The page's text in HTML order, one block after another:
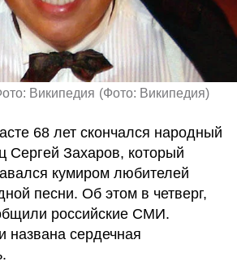
Википедия (Фото: Википедия)
68 лет скончался народный
Сергей Захаров, который
кумиром любителей
песни. Об этом в четверг,
российские СМИ.
названа сердечная